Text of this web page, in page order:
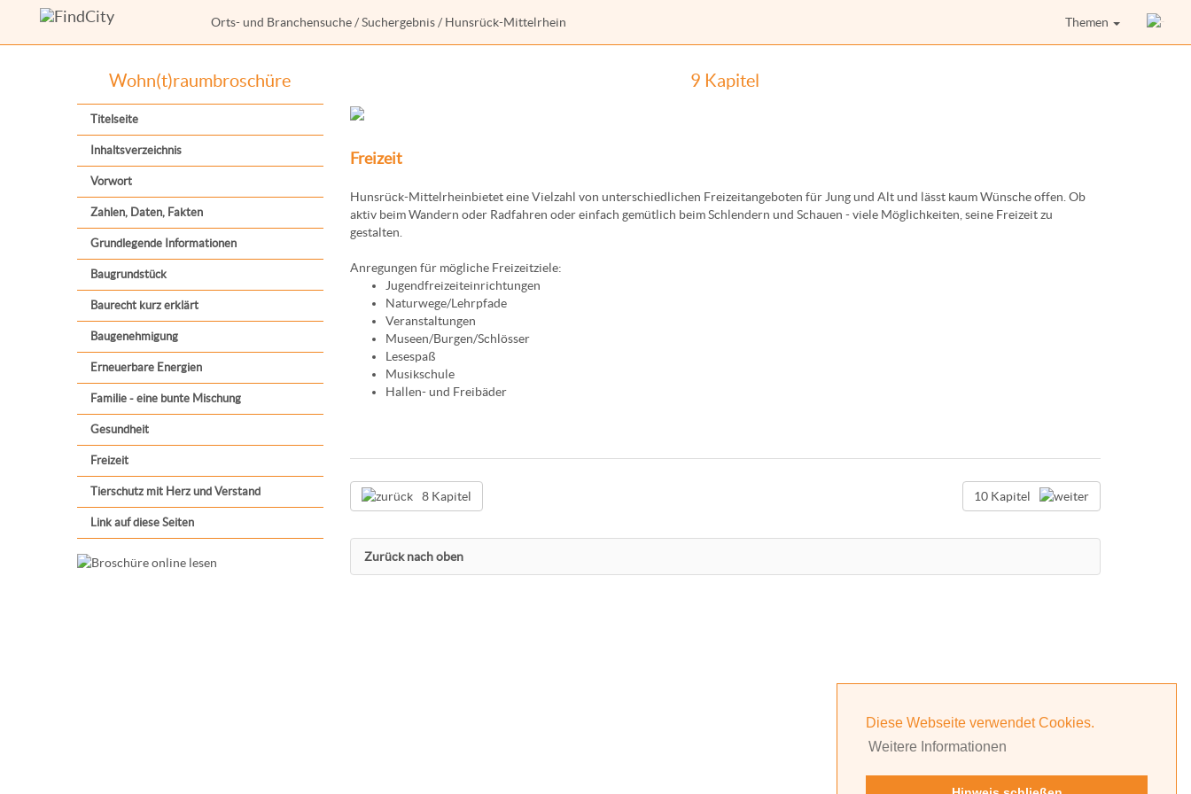
Diese Webseite verwendet Cookies.
Weitere Informationen
Orts- und Branchensuche /Suchergebnis / Hunsrück-Mittelrhein Themen
Wohn(t)raumbroschüre
Titelseite
Inhaltsverzeichnis
Vorwort
Zahlen, Daten, Fakten
Grundlegende Informationen
Baugrundstück
Baurecht kurz erklärt
Baugenehmigung
Erneuerbare Energien
Familie - eine bunte Mischung
Gesundheit
Freizeit
Tierschutz mit Herz und Verstand
Link auf diese Seiten
9 Kapitel
Freizeit
Hunsrück-Mittelrheinbietet eine Vielzahl von unterschiedlichen Freizeitangeboten für Jung und Alt und lässt kaum Wünsche offen. Ob
aktiv beim Wandern oder Radfahren oder einfach gemütlich beim Schlendern und Schauen - viele Möglichkeiten, seine Freizeit zu
gestalten.
Anregungen für mögliche Freizeitziele:
Jugendfreizeiteinrichtungen
Naturwege/Lehrpfade
Veranstaltungen
Museen/Burgen/Schlösser
Lesespaß
Musikschule
Hallen- und Freibäder
8 Kapitel 10 Kapitel
Zurück nach oben